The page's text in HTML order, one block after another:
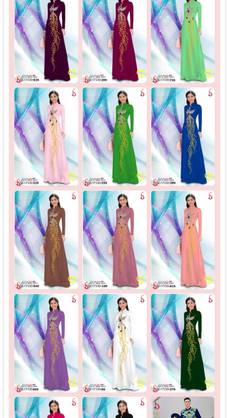
♡ ♡ ♡
♡ ♡ ♡
♡ ♡ ♡
♡ ♡ ♡